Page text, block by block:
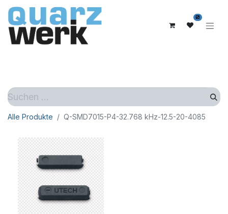
0
Alle Produkte Q-SMD7015-P4-32.768 kHz-12.5-20-4085